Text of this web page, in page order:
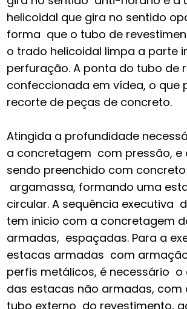
helicoidal que gira no sentido
forma que o tubo de
o trado helicoidal limpa a parte
perfuração. A ponta do tubo de
confeccionada em vídea, o que
recorte de peças de concreto.
Atingida a profundidade
a concretagem com pressão, e
sendo preenchido com
argamassa, formando uma
circular. A sequência executiva
tem inicio com a concretagem
armadas, espaçadas. Para a
estacas armadas com
perfis metálicos, é necessário o
das estacas não armadas, com
tubo externo do revestimento,